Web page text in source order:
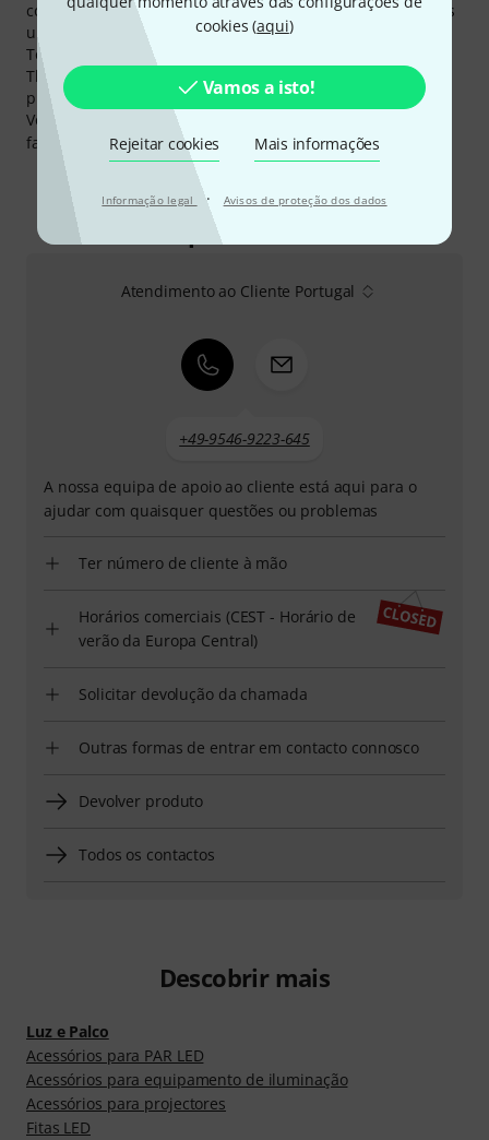
cookies (aqui)
Vamos a isto!
Rejeitar cookies Mais informações
Informação legal · Avisos de proteção dos dados
com a nossa garantia Thomann de 3 anos lhe concedemos
um ano adicionais.
Todos podem vender barato, mas não tão barato quanto
Thomann :-) Somente nos últimos 90 dias abatemos os
preços de 22 produtos de Ape Labs.
Você pode encontrar mais informações acerca do
fabricante emhttp://www.apelabs.de
Eis como pode contactar-nos
Atendimento ao Cliente Portugal
+49-9546-9223-645
A nossa equipa de apoio ao cliente está aqui para o
ajudar com quaisquer questões ou problemas
Ter número de cliente à mão
Horários comerciais (CEST - Horário de
verão da Europa Central)
Solicitar devolução da chamada
Outras formas de entrar em contacto connosco
Devolver produto
Todos os contactos
Descobrir mais
Luz e Palco
Acessórios para PAR LED
Acessórios para equipamento de iluminação
Acessórios para projectores
Fitas LED